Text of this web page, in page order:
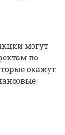
могут
по
окажут